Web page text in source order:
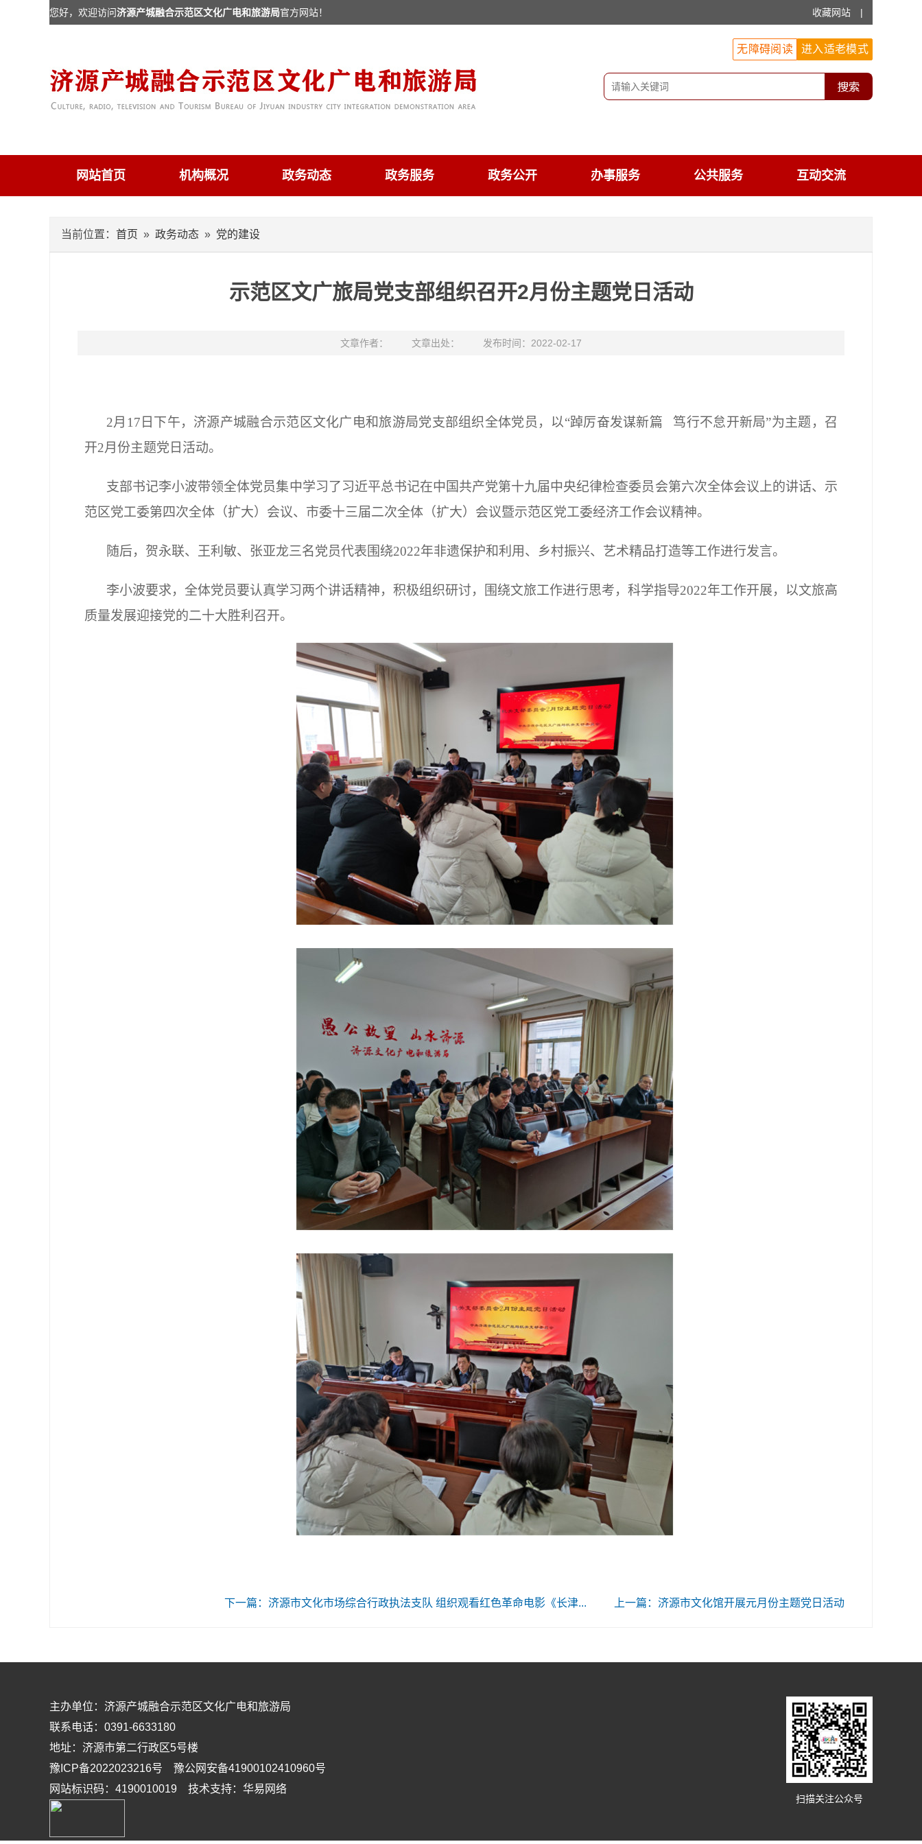
您好，欢迎访问济源产城融合示范区文化广电和旅游局官方网站！ 收藏网站 |
进入适老模式
无障碍阅读
网站首页 机构概况 政务动态 政务服务 政务公开 办事服务 公共服务 互动交流
当前位置： 首页 » 政务动态 » 党的建设
示范区文广旅局党支部组织召开2月份主题党日活动
文章作者： 文章出处： 发布时间：2022-02-17
2月17日下午，济源产城融合示范区文化广电和旅游局党支部组织全体党员，以“踔厉奋发谋新篇 笃行不怠开新局”为主题，召
开2月份主题党日活动。
支部书记李小波带领全体党员集中学习了习近平总书记在中国共产党第十九届中央纪律检查委员会第六次全体会议上的讲话、示
范区党工委第四次全体（扩大）会议、市委十三届二次全体（扩大）会议暨示范区党工委经济工作会议精神。
随后，贺永联、王利敏、张亚龙三名党员代表围绕2022年非遗保护和利用、乡村振兴、艺术精品打造等工作进行发言。
李小波要求，全体党员要认真学习两个讲话精神，积极组织研讨，围绕文旅工作进行思考，科学指导2022年工作开展，以文旅高
质量发展迎接党的二十大胜利召开。
上一篇：济源市文化馆开展元月份主题党日活动
下一篇：济源市文化市场综合行政执法支队 组织观看红色革命电影《长津...
主办单位：济源产城融合示范区文化广电和旅游局
联系电话：0391-6633180
地址：济源市第二行政区5号楼
豫ICP备2022023216号 豫公网安备41900102410960号
网站标识码：4190010019 技术支持：华易网络
扫描关注公众号